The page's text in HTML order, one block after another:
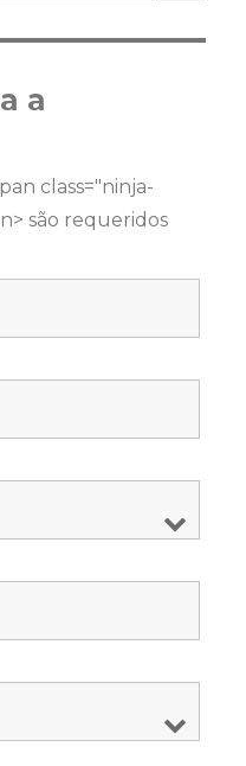
a
class="ninja-
são requeridos